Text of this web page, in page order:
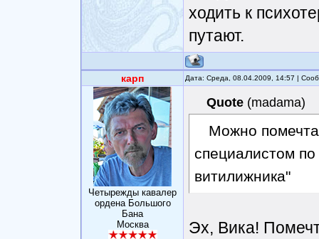
ходить к
путают.
карп Дата: Среда, 08.04.2009, 14:57 |
Четырежды кавалер
ордена Большого
Бана
Москва
Quote (madama)
Можно
специалистом
витилижника"
Эх, Вика!